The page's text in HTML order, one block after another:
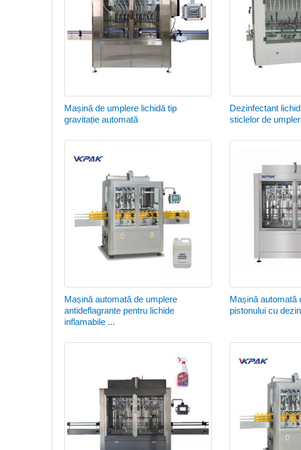
Mașină de umplere lichidă tip
gravitație automată
Dezinfectant
sticlelor de
Mașină automată de umplere
antideflagrante pentru lichide
inflamabile ...
Mașină automată
pistonului cu